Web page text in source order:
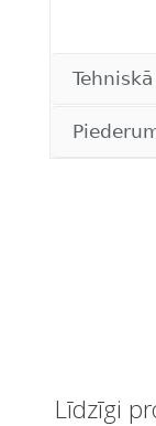
Līdzīgi